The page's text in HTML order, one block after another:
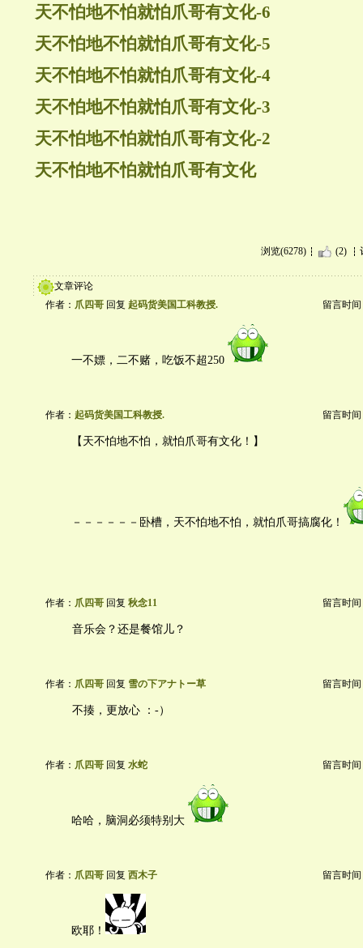
天不怕地不怕就怕爪哥有文化-6
天不怕地不怕就怕爪哥有文化-5
天不怕地不怕就怕爪哥有文化-4
天不怕地不怕就怕爪哥有文化-3
天不怕地不怕就怕爪哥有文化-2
天不怕地不怕就怕爪哥有文化
浏览(6278) (2)
文章评论
作者： 爪四哥 回复 起码货美国工科教授. 留言时间
一不嫖，二不赌，吃饭不超250
作者： 起码货美国工科教授. 留言时间
【天不怕地不怕，就怕爪哥有文化！】
－－－－－－卧槽，天不怕地不怕，就怕爪哥搞腐化！
作者： 爪四哥 回复 秋念11 留言时间
音乐会？还是餐馆儿？
作者： 爪四哥 回复 雪の下アナトー草 留言时间
不揍，更放心 ：-）
作者： 爪四哥 回复 水蛇 留言时间
哈哈，脑洞必须特别大
作者： 爪四哥 回复 西木子 留言时间
欧耶！